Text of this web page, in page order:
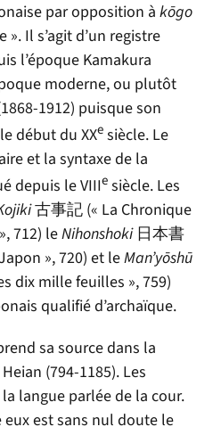
par opposition à kōgo
Il s’agit d’un registre
l’époque Kamakura
moderne, ou plutôt
1912) puisque son
début du XXesiècle. Le
et la syntaxe de la
depuis le VIIIesiècle. Les
古事記 (« La Chronique
712) leNihonshoki日本書
», 720) et leMan’yōshū
dix mille feuilles », 759)
qualifié d’archaïque.
sa source dans la
(794-1185). Les
langue parlée de la cour.
eux est sans nul doute le